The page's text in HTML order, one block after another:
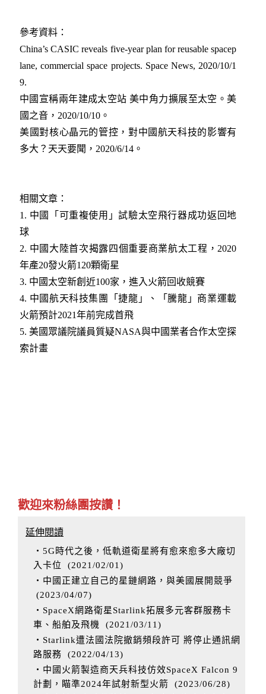
參考資料：
China’s CASIC reveals five-year plan for reusable spacep
lane, commercial space projects. Space News, 2020/10/1
9.
中國宣稱兩年建成太空站 美中角力擴展至太空。美
國之音，2020/10/10。
美國對核心晶元的管控，對中國航天科技的影響有
多大？天天要聞，2020/6/14。
相關文章：
1. 中國「可重複使用」試驗太空飛行器成功返回地
球​
2. 中國大陸首次揭露四個重要商業航太工程，2020
年產20發火箭120顆衛星​
3. 中國太空新創近100家，進入火箭回收競賽​
4. 中國航天科技集團「捷龍」、「騰龍」商業運載
火箭預計2021年前完成首飛
5.美國眾議院議員質疑NASA與中國業者合作太空探
索計畫​
歡迎來粉絲團按讚！
延伸閱讀
‧5G時代之後，低軌道衛星將有愈來愈多大廠切
入卡位
(2021/02/01 )
‧中國正建立自己的星鏈網路，與美國展開競爭
(2023/04/07)
‧SpaceX網路衛星Starlink拓展多元客群服務卡
車、船舶及飛機
(2021/03/11 )
‧Starlink遭法國法院撤銷頻段許可 將停止通訊網
路服務 (2022/04/13)
‧中國火箭製造商天兵科技仿效SpaceX Falcon 9
計劃，瞄準2024年試射新型火箭 (2023/06/28)